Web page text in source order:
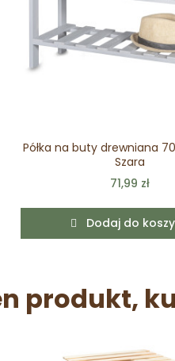
Półka na buty drewniana
Szara
71,99 zł
Dodaj do
produkt,